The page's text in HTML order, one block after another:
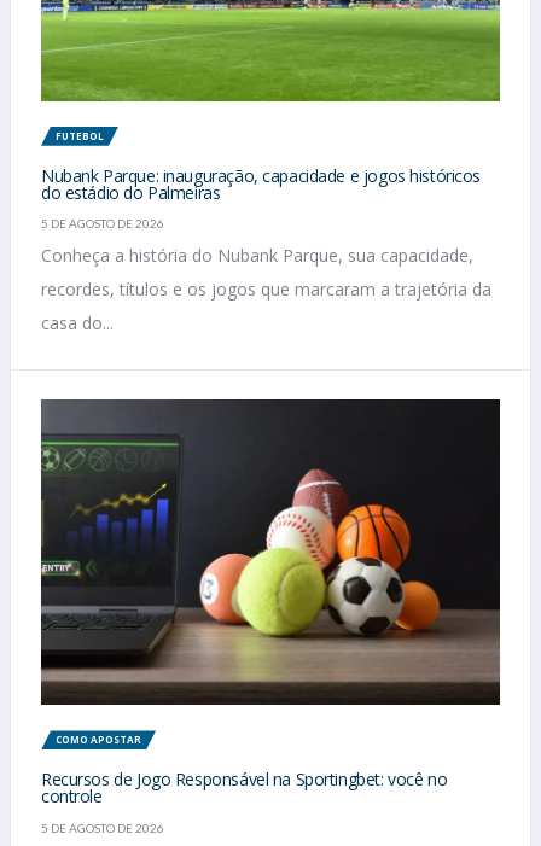
FUTEBOL
Nubank Parque: inauguração, capacidade e jogos históricos
do estádio do Palmeiras
5 DE AGOSTO DE 2026
Conheça a história do Nubank Parque, sua capacidade,
recordes, títulos e os jogos que marcaram a trajetória da
casa do...
COMO APOSTAR
Recursos de Jogo Responsável na Sportingbet: você no
controle
5 DE AGOSTO DE 2026